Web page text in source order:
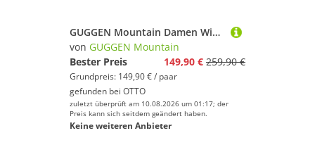
GUGGEN Mountain Damen Winterstiefel Wanderstiefel Wanderschuhe Fellstiefel HPM59v2 Winterstiefel wasserdicht
von GUGGEN Mountain
Bester Preis
149,90 € 259,90 €
Grundpreis: 149,90 € / paar
gefunden bei OTTO
zuletzt überprüft am 10.08.2026 um 01:17; der
Preis kann sich seitdem geändert haben.
Keine weiteren Anbieter